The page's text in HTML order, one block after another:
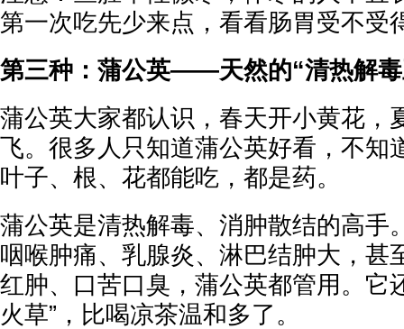
第一次吃先少来点，看看肠胃受不受
第三种：蒲公英——天然的“清热解
蒲公英大家都认识，春天开小黄花，
飞。很多人只知道蒲公英好看，不
叶子、根、花都能吃，都是药。
蒲公英是清热解毒、消肿散结的高手
咽喉肿痛、乳腺炎、淋巴结肿大，甚
红肿、口苦口臭，蒲公英都管用。它
火草”，比喝凉茶温和多了。